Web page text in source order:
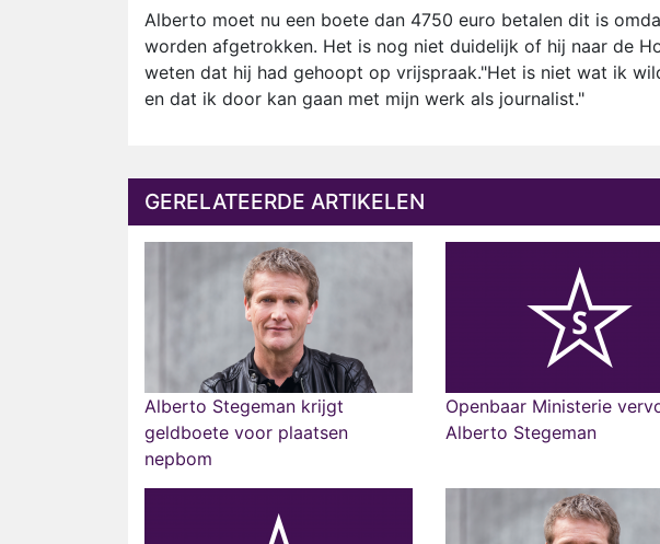
Alberto moet nu een boete dan 4750 euro betalen dit is
worden afgetrokken. Het is nog niet duidelijk of hij naar de
weten dat hij had gehoopt op vrijspraak."Het is niet wat ik
en dat ik door kan gaan met mijn werk als journalist."
GERELATEERDE ARTIKELEN
Alberto Stegeman krijgt
geldboete voor plaatsen
nepbom
Openbaar Ministerie
Alberto Stegeman